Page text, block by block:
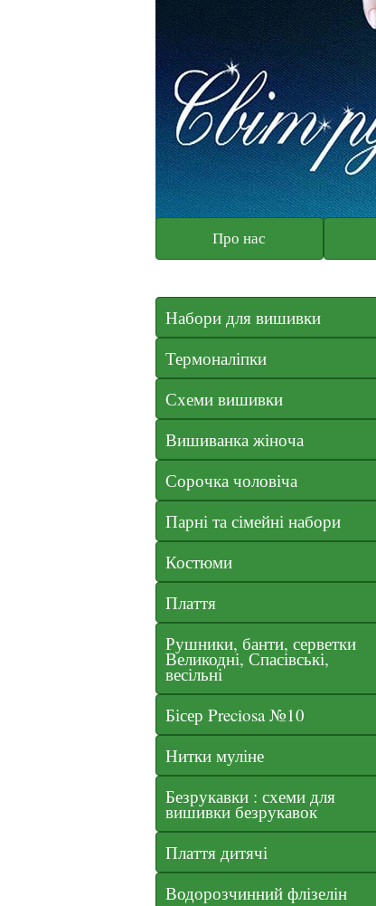
Про нас
Набори для вишивки
Термоналіпки
Схеми вишивки
Вишиванка жіноча
Сорочка чоловіча
Парні та сімейні набори
Костюми
Плаття
Рушники, банти, серветки
Великодні, Спасівські,
весільні
Бісер Preciosa №10
Нитки муліне
Безрукавки : схеми для
вишивки безрукавок
Плаття дитячі
Водорозчинний флізелін